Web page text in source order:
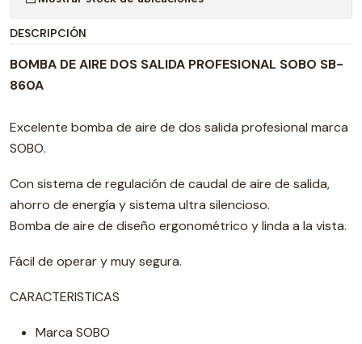
DESCRIPCIÓN
BOMBA DE AIRE DOS SALIDA PROFESIONAL SOBO SB-
860A
Excelente bomba de aire de dos salida profesional marca
SOBO.
Con sistema de regulación de caudal de aire de salida,
ahorro de energía y sistema ultra silencioso.
Bomba de aire de diseño ergonométrico y linda a la vista.
Fácil de operar y muy segura.
CARACTERISTICAS
Marca SOBO